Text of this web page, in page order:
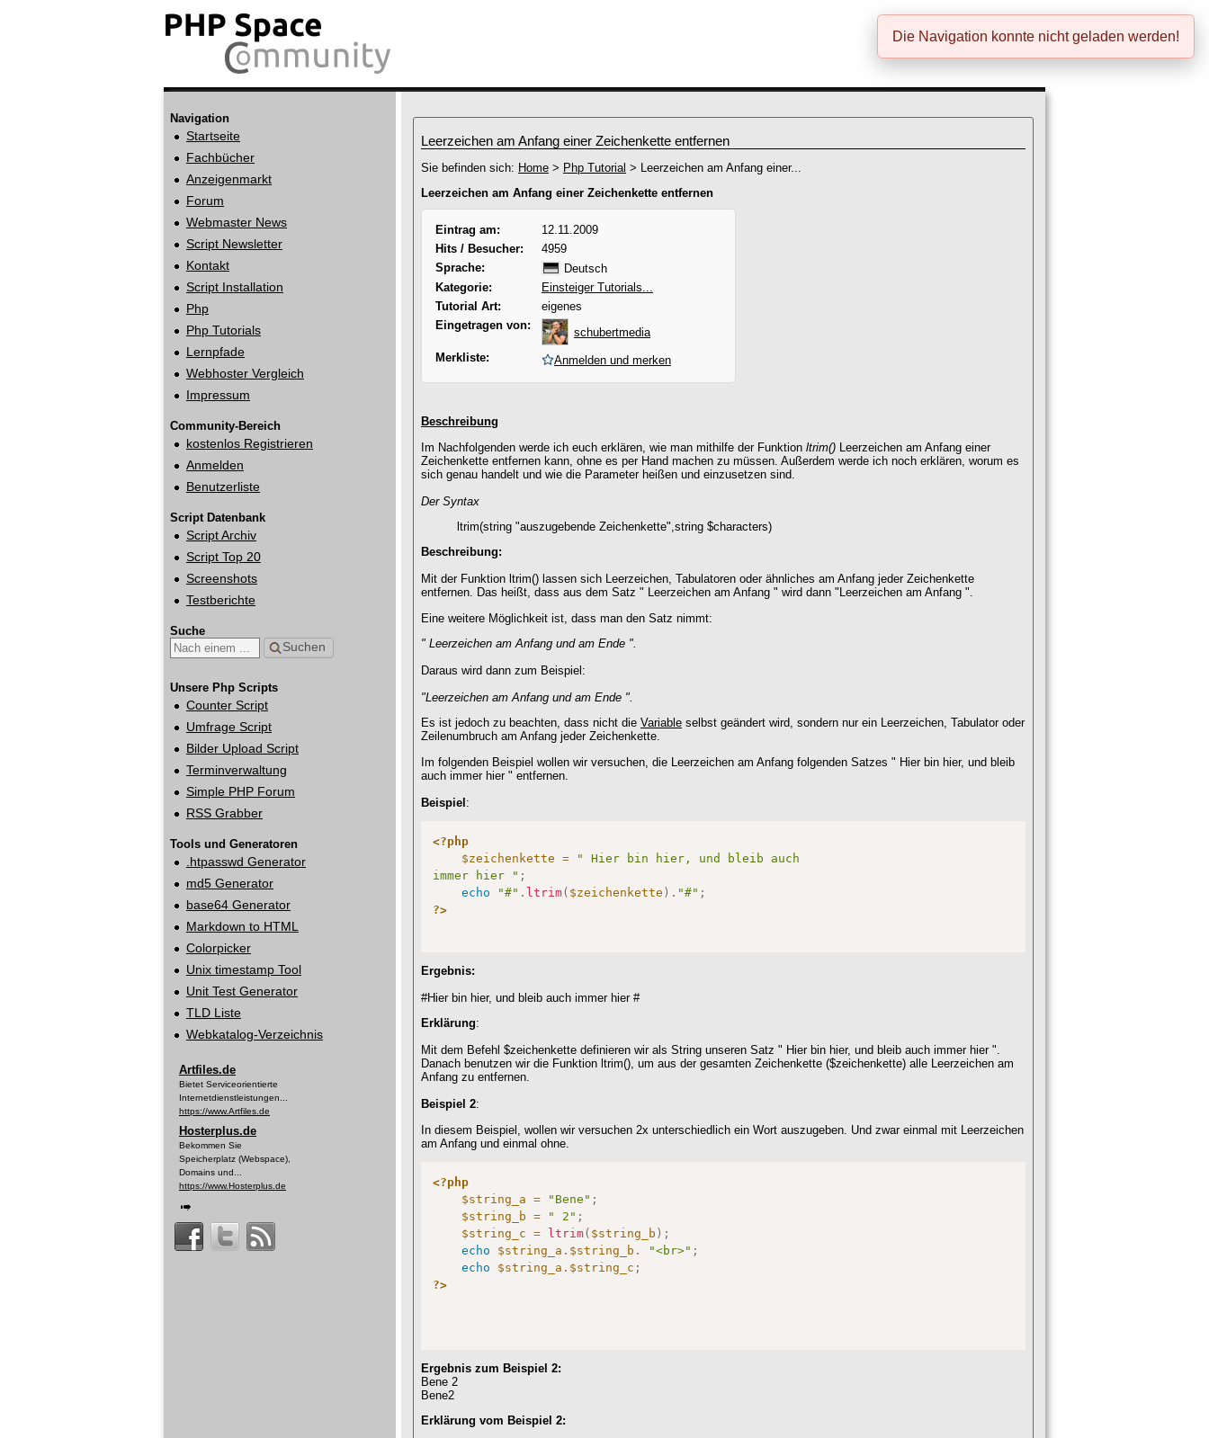
Navigation
Startseite
Fachbücher
Anzeigenmarkt
Forum
Webmaster News
Script Newsletter
Kontakt
Script Installation
Php
Php Tutorials
Lernpfade
Webhoster Vergleich
Impressum
Community-Bereich
kostenlos Registrieren
Anmelden
Benutzerliste
Script Datenbank
Script Archiv
Script Top 20
Screenshots
Testberichte
Suche
Suchen
Unsere Php Scripts
Counter Script
Umfrage Script
Bilder Upload Script
Terminverwaltung
Simple PHP Forum
RSS Grabber
Tools und Generatoren
.htpasswd Generator
md5 Generator
base64 Generator
Markdown to HTML
Colorpicker
Unix timestamp Tool
Unit Test Generator
TLD Liste
Webkatalog‑Verzeichnis
Artfiles.de
Bietet Serviceorientierte
Internetdienstleistungen...
https://www.Artfiles.de
Hosterplus.de
Bekommen Sie
Speicherplatz (Webspace),
Domains und...
https://www.Hosterplus.de
Leerzeichen am Anfang einer Zeichenkette entfernen
Sie befinden sich: Home > Php Tutorial > Leerzeichen am Anfang einer...
Leerzeichen am Anfang einer Zeichenkette entfernen
Eintrag am:
12.11.2009
Hits / Besucher:
4959
Sprache:
Deutsch
Kategorie:
Einsteiger Tutorials...
Tutorial Art:
eigenes
Eingetragen von:
schubertmedia
Merkliste:
Anmelden und merken
Beschreibung
Im Nachfolgenden werde ich euch erklären, wie man mithilfe der Funktion ltrim() Leerzeichen am Anfang einer
Zeichenkette entfernen kann, ohne es per Hand machen zu müssen. Außerdem werde ich noch erklären, worum es
sich genau handelt und wie die Parameter heißen und einzusetzen sind.
Der Syntax
ltrim(string "auszugebende Zeichenkette",string $characters)
Beschreibung:
Mit der Funktion ltrim() lassen sich Leerzeichen, Tabulatoren oder ähnliches am Anfang jeder Zeichenkette
entfernen. Das heißt, dass aus dem Satz " Leerzeichen am Anfang " wird dann "Leerzeichen am Anfang ".
Eine weitere Möglichkeit ist, dass man den Satz nimmt:
" Leerzeichen am Anfang und am Ende ".
Daraus wird dann zum Beispiel:
"Leerzeichen am Anfang und am Ende ".
Es ist jedoch zu beachten, dass nicht die Variable selbst geändert wird, sondern nur ein Leerzeichen, Tabulator oder
Zeilenumbruch am Anfang jeder Zeichenkette.
Im folgenden Beispiel wollen wir versuchen, die Leerzeichen am Anfang folgenden Satzes " Hier bin hier, und bleib
auch immer hier " entfernen.
Beispiel :
<?php
$zeichenkette
=
" Hier bin hier, und bleib auch
immer hier " ;
echo
"#" . ltrim( $zeichenkette ) . "#" ;
?>
Ergebnis:
#Hier bin hier, und bleib auch immer hier #
Erklärung:
Mit dem Befehl $zeichenkette definieren wir als String unseren Satz " Hier bin hier, und bleib auch immer hier ".
Danach benutzen wir die Funktion ltrim(), um aus der gesamten Zeichenkette ($zeichenkette) alle Leerzeichen am
Anfang zu entfernen.
Beispiel 2:
In diesem Beispiel, wollen wir versuchen 2x unterschiedlich ein Wort auszugeben. Und zwar einmal mit Leerzeichen
am Anfang und einmal ohne.
<?php
$string_a
= "Bene" ;
$string_b
= " 2" ;
$string_c
= ltrim( $string_b ) ;
echo
$string_a . $string_b . "<br>" ;
echo
$string_a . $string_c ;
?>
Ergebnis zum Beispiel 2:
Bene 2
Bene2
Erklärung vom Beispiel 2:
Die Navigation konnte nicht geladen werden!